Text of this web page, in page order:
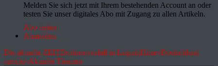
Melden Sie sich jetzt mit Ihrem bestehenden Account an oder
testen Sie unser digitales Abo mit Zugang zu allen Artikeln.
Abo testen
Anmelden
Die aktuelle ZEITDrohnenvorfall in LeipzigHitze»Deutschland
spricht«Aktuelle Themen